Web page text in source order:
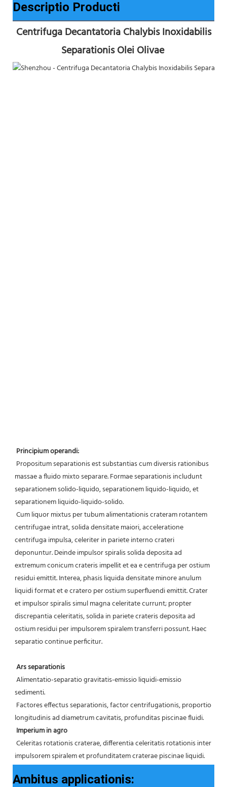
Descriptio Producti
Centrifuga Decantatoria Chalybis Inoxidabilis
Separationis Olei Olivae
Principium operandi:
massae a fluido mixto separare. Formae separationis includunt
separationem solido-liquido, separationem liquido-liquido, et
separationem liquido-liquido-solido.
centrifugae intrat, solida densitate maiori, acceleratione
centrifuga impulsa, celeriter in pariete interno crateri
deponuntur. Deinde impulsor spiralis solida deposita ad
extremum conicum crateris impellit et ea e centrifuga per ostium
residui emittit. Interea, phasis liquida densitate minore anulum
liquidi format et e cratero per ostium superfluendi emittit. Crater
et impulsor spiralis simul magna celeritate currunt; propter
discrepantia celeritatis, solida in pariete crateris deposita ad
ostium residui per impulsorem spiralem transferri possunt. Haec
separatio continue perficitur.
Ars separationis
sedimenti.
longitudinis ad diametrum cavitatis, profunditas piscinae fluidi.
Imperium in agro
impulsorem spiralem et profunditatem craterae piscinae liquidi.
Ambitus applicationis: